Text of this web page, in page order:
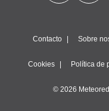
Contacto Sobre
Cookies Política de
© 2026